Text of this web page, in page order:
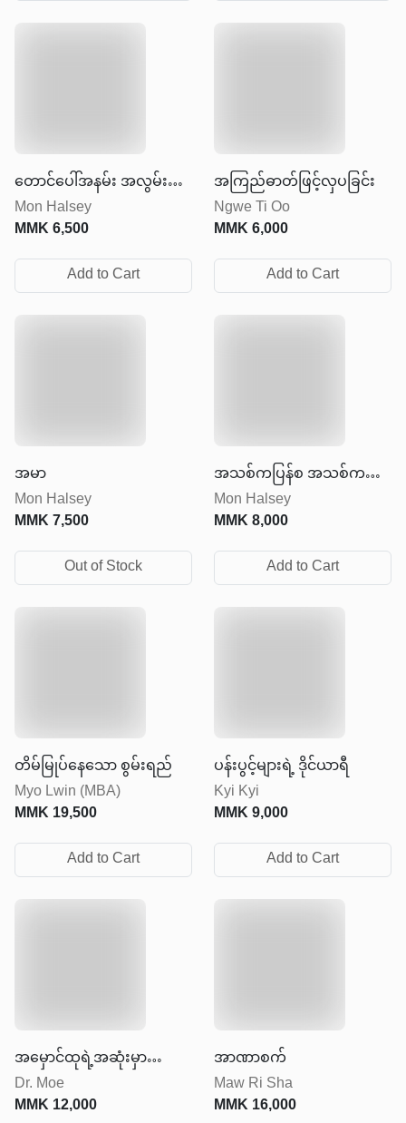
တောင်ပေါ်အနမ်း အလွမ်း
ရာသီ
Mon Halsey
MMK6,500
Add to Cart
အကြည်ဓာတ်ဖြင့်လှပခြင်း
Ngwe Ti Oo
MMK6,000
Add to Cart
အမာ
Mon Halsey
MMK7,500
Out of Stock
အသစ်ကပြန်စ အသစ်ကပြန်
လုပ်
Mon Halsey
MMK8,000
Add to Cart
တိမ်မြုပ်နေသော စွမ်းရည်
Myo Lwin (MBA)
MMK19,500
Add to Cart
ပန်းပွင့်များရဲ့ ဒိုင်ယာရီ
Kyi Kyi
MMK9,000
Add to Cart
အမှောင်ထုရဲ့အဆုံးမှာ
အလင်းရောင်ရှိတယ်
Dr. Moe
MMK12,000
အာဏာစက်
Maw Ri Sha
MMK16,000